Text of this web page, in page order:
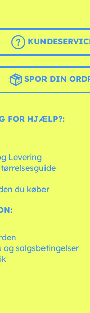
SPOR DIN
FOR HJÆLP?:
Levering
du køber
og salgsbetingelser